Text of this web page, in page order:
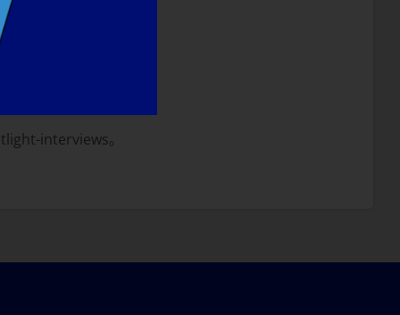
interviews。